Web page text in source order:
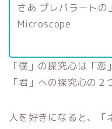
さあ プレパラートの
Microscope
「僕」の探究心は「恋
「君」への探究心の２
人を好きになると、「